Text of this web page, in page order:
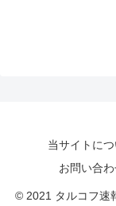
当サイトに
お問い合
© 2021 タルコフ速